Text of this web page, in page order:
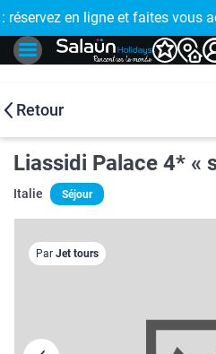
!
: réservez en ligne et faites
Retour
Liassidi Palace 4* «
Italie Séjour
Par Jet tours